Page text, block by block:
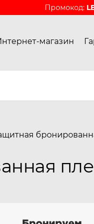
Промокод:
магазин